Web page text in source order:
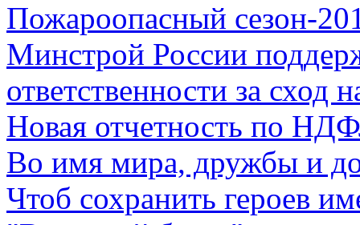
Пожароопасный сезон-
Минстрой России
ответственности за сход
Новая отчетность по
Во имя мира, дружбы и
Чтоб сохранить героев